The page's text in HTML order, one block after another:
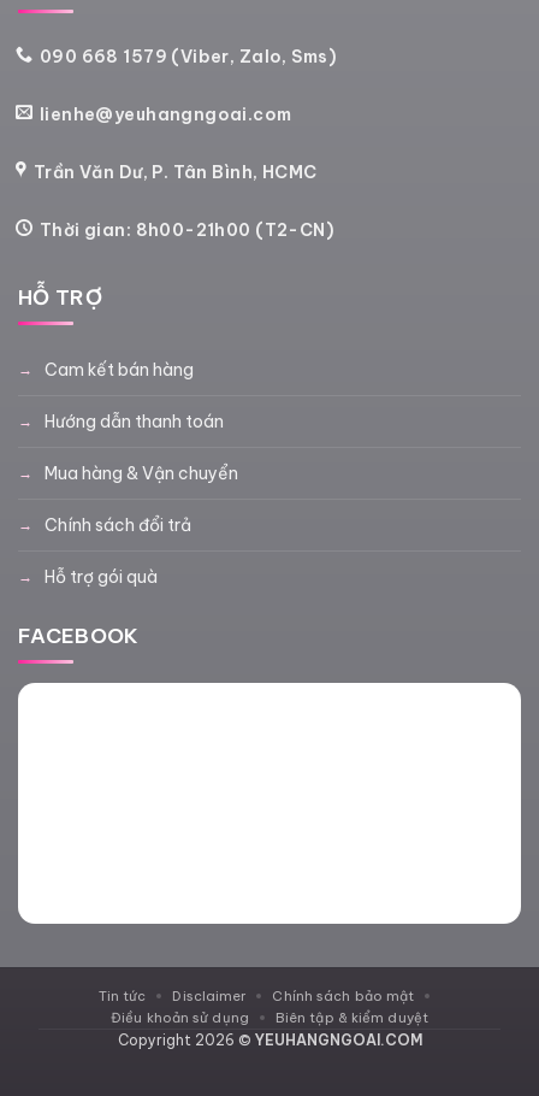
090 668 1579 (Viber, Zalo, Sms)
lienhe@yeuhangngoai.com
Trần Văn Dư, P. Tân Bình, HCMC
Thời gian: 8h00-21h00 (T2-CN)
HỖ TRỢ
Cam kết bán hàng
Hướng dẫn thanh toán
Mua hàng & Vận chuyển
Chính sách đổi trả
Hỗ trợ gói quà
FACEBOOK
Tin tức Disclaimer
Chính sách bảo mật
Điều khoản sử dụng
Biên tập & kiểm duyệt
Copyright 2026 © YEUHANGNGOAI.COM